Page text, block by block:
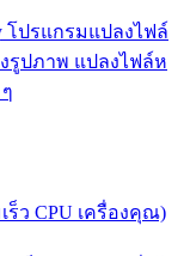
โปรแกรมแปลงไฟล์
รูปภาพ แปลงไฟล์ห
ร็ว CPU เครื่องคุณ)